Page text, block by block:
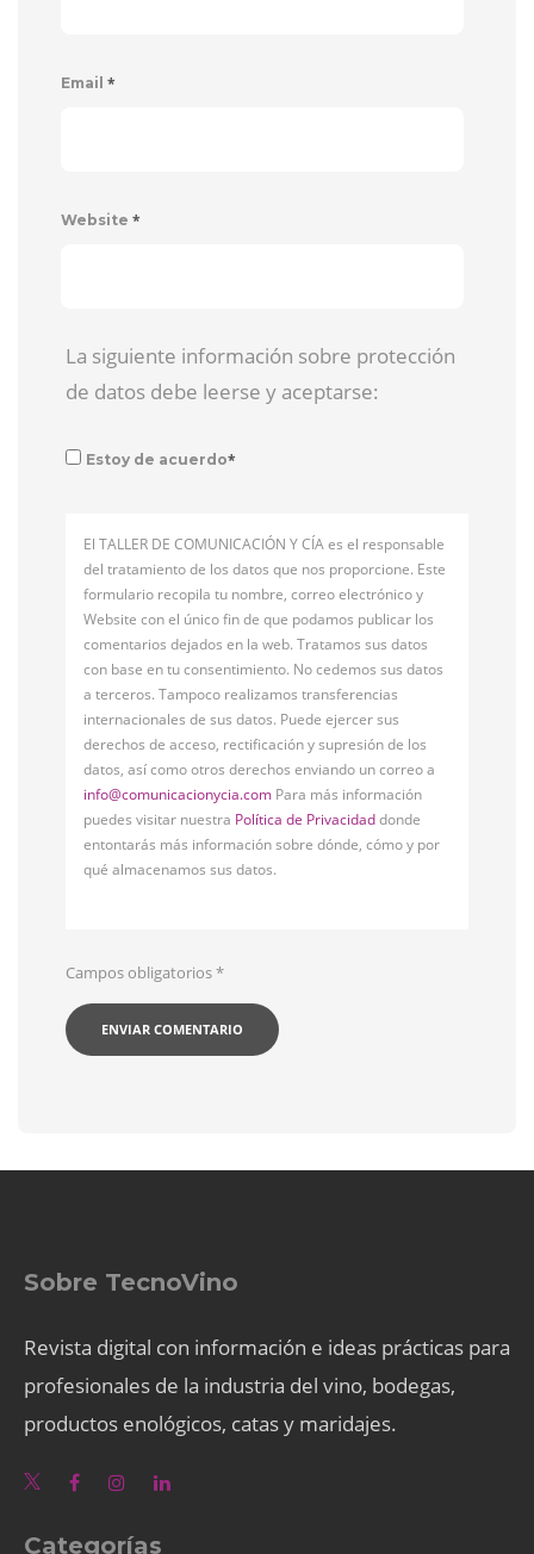
Email *
Website *
La siguiente información sobre protección
de datos debe leerse y aceptarse:
Estoy de acuerdo*
El TALLER DE COMUNICACIÓN Y CÍA es el responsable
del tratamiento de los datos que nos proporcione. Este
formulario recopila tu nombre, correo electrónico y
Website con el único fin de que podamos publicar los
comentarios dejados en la web. Tratamos sus datos
con base en tu consentimiento. No cedemos sus datos
a terceros. Tampoco realizamos transferencias
internacionales de sus datos. Puede ejercer sus
derechos de acceso, rectificación y supresión de los
datos, así como otros derechos enviando un correo a
info@comunicacionycia.com Para más información
puedes visitar nuestra Política de Privacidaddonde
entontarás más información sobre dónde, cómo y por
qué almacenamos sus datos.
Campos obligatorios*
Sobre TecnoVino
Revista digital con información e ideas prácticas para
profesionales de la industria del vino, bodegas,
productos enológicos, catas y maridajes.
Categorías